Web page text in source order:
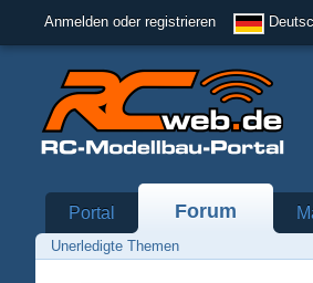
Anmelden oder registrieren
Portal Forum
Unerledigte Themen